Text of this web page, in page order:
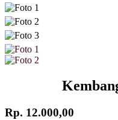
Rp. 12.000,00